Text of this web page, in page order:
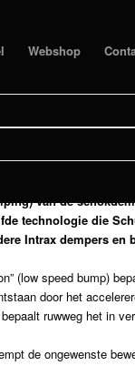
Webshop
308
van de
technologie die
Intrax dempers en
(low speed bump)
door het
ruwweg het in
de ongewenste